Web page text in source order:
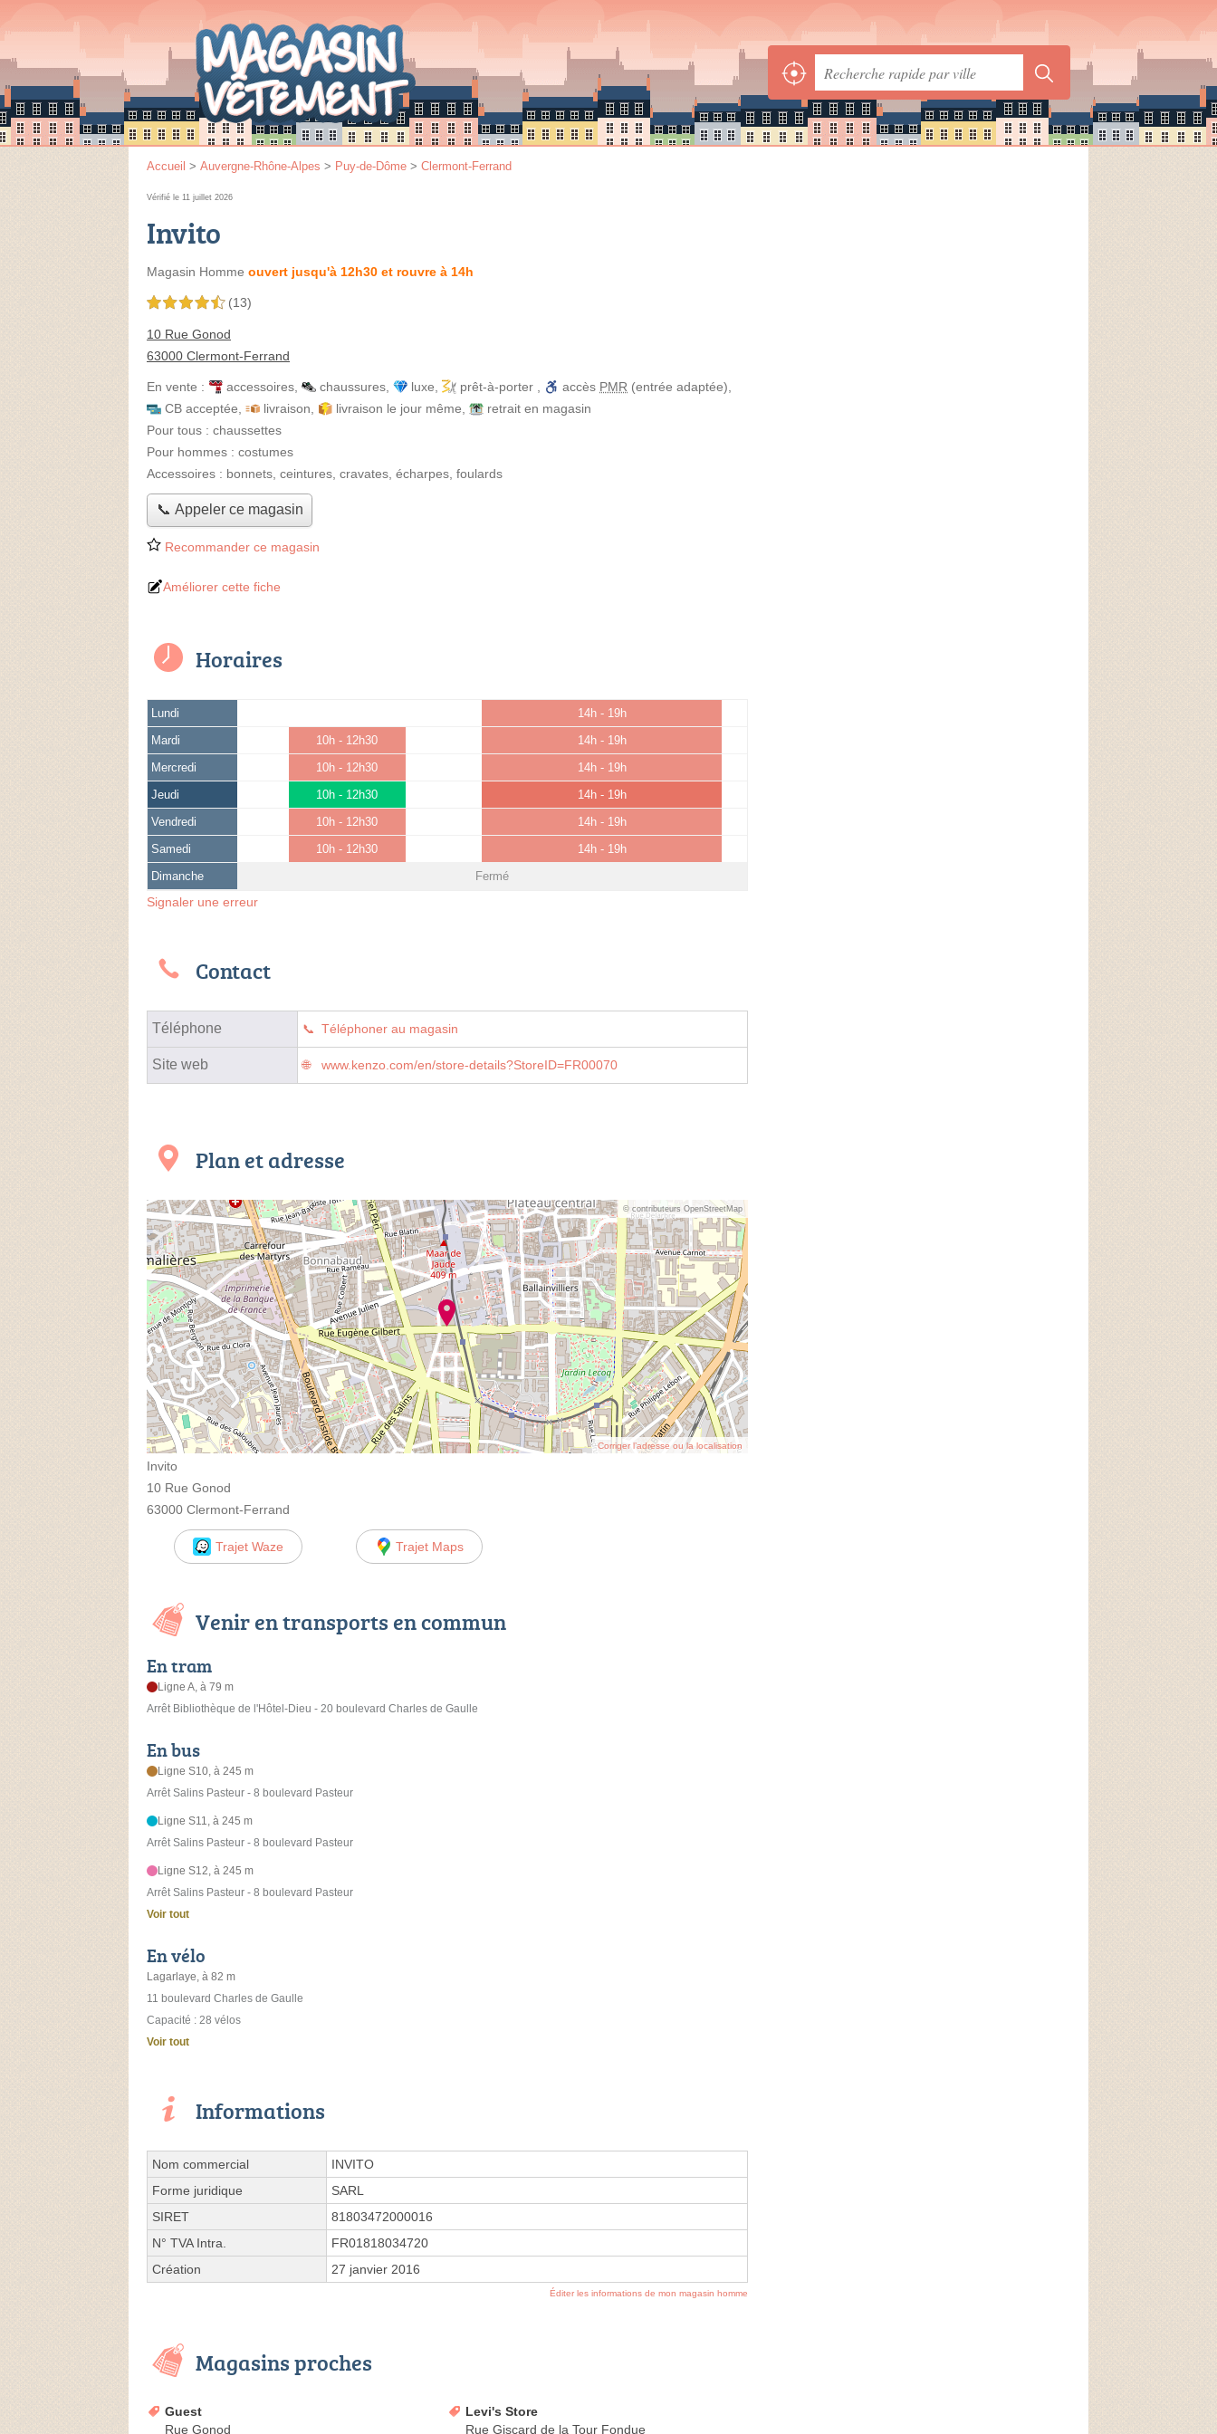
Accueil > Auvergne-Rhône-Alpes > Puy-de-Dôme > Clermont-Ferrand
Vérifié le 11 juillet 2026
Invito
Magasin Homme ouvert jusqu'à 12h30 et rouvre à 14h
4,5 étoiles sur 5 (13)
10 Rue Gonod
63000 Clermont-Ferrand
En vente : accessoires chaussures luxe prêt-à-porter accès PMR (entrée adaptée)
CB acceptée
livraison livraison le jour même
retrait en magasin
Pour tous : chaussettes
Pour hommes : costumes
Accessoires : bonnets, ceintures, cravates, écharpes, foulards
📞 Appeler ce magasin
Recommander ce magasin
Améliorer cette fiche
Horaires
Lundi 14h - 19h
Mardi 10h - 12h30 14h - 19h
Mercredi 10h - 12h30 14h - 19h
Jeudi 10h - 12h30 14h - 19h
Vendredi 10h - 12h30 14h - 19h
Samedi 10h - 12h30 14h - 19h
Dimanche Fermé
Signaler une erreur
Contact
Téléphone Téléphoner au magasin
Site web www.kenzo.com/en/store-details?StoreID=FR00070
Plan et adresse
© contributeurs OpenStreetMap
Corriger l’adresse ou la localisation
Invito
10 Rue Gonod
63000 Clermont-Ferrand
Trajet Waze Trajet Maps
Venir en transports en commun
En tram
Ligne A, à 79 m
Arrêt Bibliothèque de l'Hôtel-Dieu - 20 boulevard Charles de Gaulle
En bus
Ligne S10, à 245 m
Arrêt Salins Pasteur - 8 boulevard Pasteur
Ligne S11, à 245 m
Arrêt Salins Pasteur - 8 boulevard Pasteur
Ligne S12, à 245 m
Arrêt Salins Pasteur - 8 boulevard Pasteur
Voir tout
En vélo
Lagarlaye, à 82 m
11 boulevard Charles de Gaulle
Capacité : 28 vélos
Voir tout
Informations
Nom commercial
INVITO
Forme juridique
SARL
SIRET
81803472000016
N° TVA Intra.
FR01818034720
Création
27 janvier 2016
Éditer les informations de mon magasin homme
Magasins proches
Guest
Rue Gonod
Levi's Store
Rue Giscard de la Tour Fondue